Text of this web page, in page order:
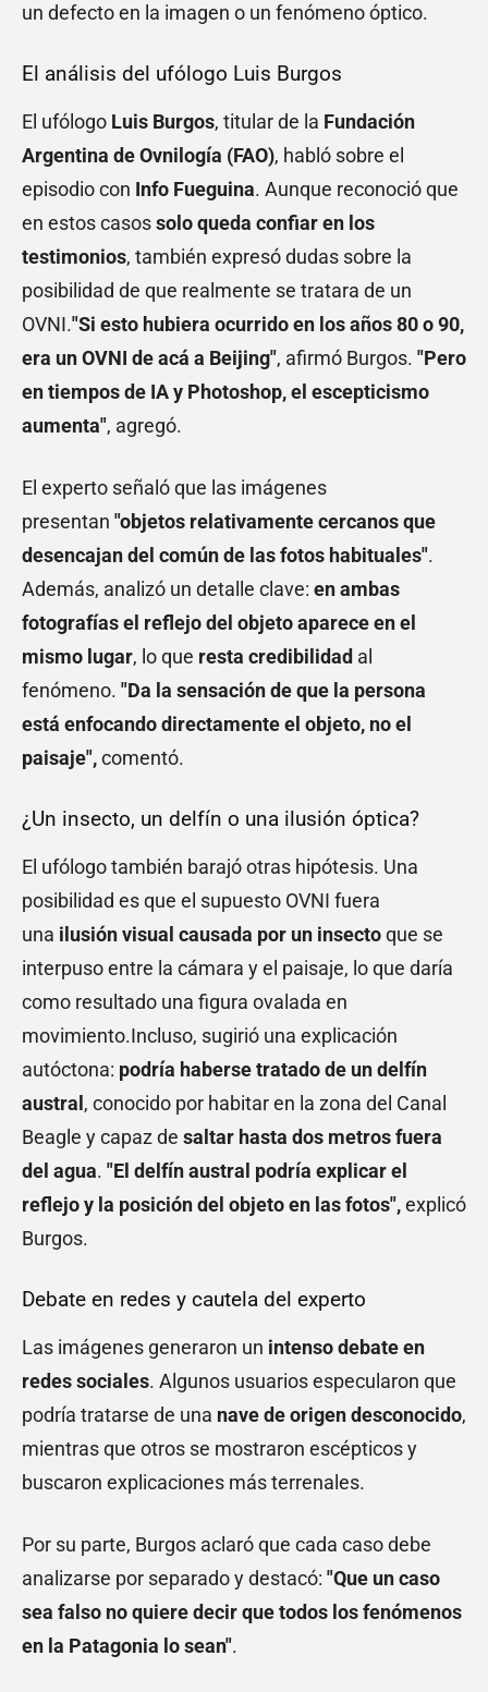
un defecto en la imagen o un fenómeno óptico.
El análisis del ufólogo Luis Burgos
El ufólogo Luis Burgos, titular de la Fundación
Argentina de Ovnilogía (FAO), habló sobre el
episodio con Info Fueguina. Aunque reconoció que
en estos casossolo queda confiar en los
testimonios, también expresó dudas sobre la
posibilidad de que realmente se tratara de un
OVNI."Si esto hubiera ocurrido en los años 80 o 90,
era un OVNI de acá a Beijing", afirmó Burgos. "Pero
en tiempos de IA y Photoshop, el escepticismo
aumenta", agregó.
El experto señaló que las imágenes
presentan "objetos relativamente cercanos que
desencajan del común de las fotos habituales".
Además, analizó un detalle clave: en ambas
fotografías el reflejo del objeto aparece en el
mismo lugar, lo que resta credibilidad al
fenómeno. "Da la sensación de que la persona
está enfocando directamente el objeto, no el
paisaje",comentó.
¿Un insecto, un delfín o una ilusión óptica?
El ufólogo también barajó otras hipótesis. Una
posibilidad es que el supuesto OVNI fuera
una ilusión visual causada por un insectoque se
interpuso entre la cámara y el paisaje, lo que daría
como resultado una figura ovalada en
movimiento.Incluso, sugirió una explicación
autóctona: podría haberse tratado de un delfín
austral, conocido por habitar en la zona del Canal
Beagle y capaz de saltar hasta dos metros fuera
del agua. "El delfín austral podría explicar el
reflejo y la posición del objeto en las fotos",explicó
Burgos.
Debate en redes y cautela del experto
Las imágenes generaron un intenso debate en
redes sociales. Algunos usuarios especularon que
podría tratarse de una nave de origen desconocido,
mientras que otros se mostraron escépticos y
buscaron explicaciones más terrenales.
Por su parte, Burgos aclaró que cada caso debe
analizarse por separado y destacó: "Que un caso
sea falso no quiere decir que todos los fenómenos
en la Patagonia lo sean".